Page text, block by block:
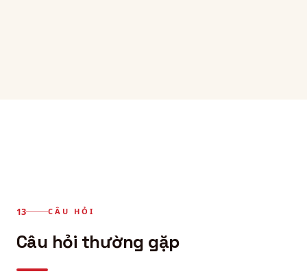
CÂU HỎI
Câu hỏi thường gặp